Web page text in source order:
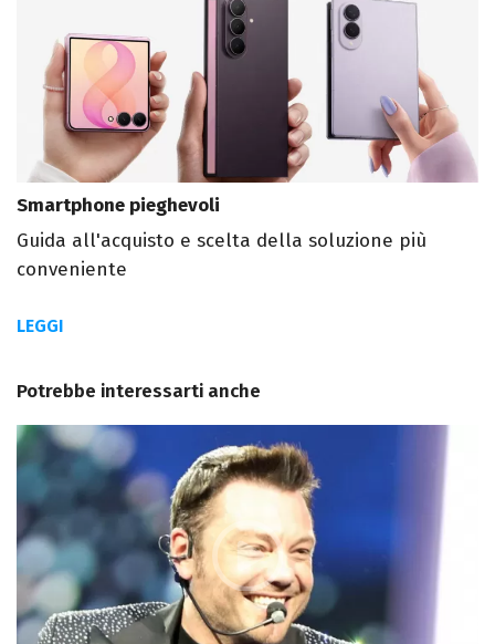
Smartphone pieghevoli
Guida all'acquisto e scelta della soluzione più
conveniente
LEGGI
Potrebbe interessarti anche